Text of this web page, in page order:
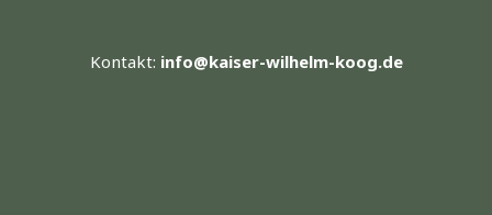
Kontakt: info@kaiser-wilhelm-koog.de